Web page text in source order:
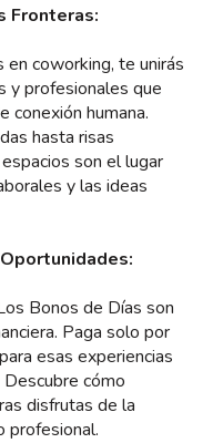
Fronteras:
coworking, te unirás
y profesionales que
conexión humana.
hasta risas
son el lugar
y las ideas
Bonos de Días son
Paga solo por
esas experiencias
cómo
disfrutas de la
profesional.